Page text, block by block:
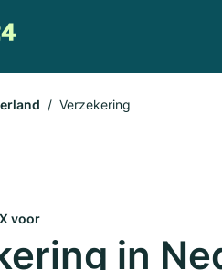
Verzekering
voor
in